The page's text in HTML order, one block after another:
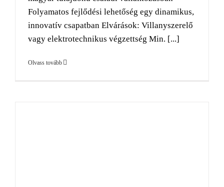
Folyamatos fejlődési lehetőség egy dinamikus,
innovatív csapatban Elvárások: Villanyszerelő
vagy elektrotechnikus végzettség Min. [...]
Olvass tovább